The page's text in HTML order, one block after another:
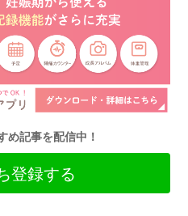
め記事を配信中！
登録する